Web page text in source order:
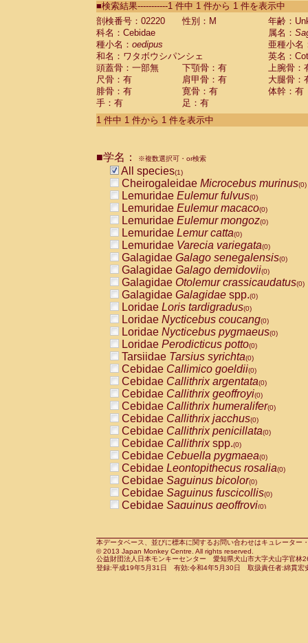
CebidaeSaguinus labiatus(0)
Cebidae Saguinus leucopus (0)
Cebidae
Cebidae
CebidaeSaguinus nigricollis (0)
Cebidae Saguinus oedipus
Cebidae Saguinus weddelli
Cebidae Saguinusspp.
Cebidae Aotus trivirgatus
Cebidae Cebus albifrons
CebidaeCebus nigrivittatus
CebidaeCebus
CebidaeSaimiri boliviensis(0)
CebidaeSaimiri sciureus(0)
AtelidaeAlouatta caraya(0)
AtelidaeAlouatta fusca(0)
AtelidaeAlouatta seniculus
AtelidaeAlouattaspp.(0)
AtelidaeAteles belzebuth(0)
AtelidaeAteles geoffroyi(0)
AtelidaeAteles paniscus(0)
AtelidaeAtelesspp.(0)
Atelidae Lagothrix lagothricha
AtelidaeLagothrix lagothricha cana
PitheciidaeCacajao calvus
PitheciidaeCallicebus cupreus
PitheciidaeCallicebus donacophilus
PitheciidaeCallicebus moloch
PitheciidaeCallicebus torquatus
PitheciidaeCallicebusspp.(0)
PitheciidaeChiropotes satanas(0)
PitheciidaePithecia monachus
PitheciidaePithecia pithecia(0)
CercopithecidaeCercocebus agilis
CercopithecidaeCercocebus
CercopithecidaeCercocebus
CercopithecidaeCercocebus
CercopithecidaeCercocebus
CercopithecidaeCercocebushybrid
CercopithecidaePapio anubis(0)
CercopithecidaePapio cynocephalus
CercopithecidaePapio hamadryas(0)
■検索結果-----------1 件中 1 件から 1 件を表示中
剖検番号：02220
性別：M
年齢：
科名：Cebidae
属名：
種小名： oedipus
亜種小名
和名：ワタボウシパンシェ
英名：
頭蓋骨：一部無
下顎骨：有
上腕骨：
尺骨：有
肩甲骨：有
大腿骨：
腓骨：有
寛骨：有
体幹：有
手：有
足：有
1 件中 1 件から 1 件を表示中
■学名： ※複数選択可・or検索
All species(1)
Cheirogaleidae Microcebus murinus(0)
Lemuridae Eulemur fulvus(0)
Lemuridae Eulemur macaco(0)
Lemuridae Eulemur mongoz(0)
Lemuridae Lemur catta(0)
Lemuridae Varecia variegata(0)
Galagidae Galago senegalensis(0)
Galagidae Galago demidovii(0)
Galagidae Otolemur crassicaudatus(0)
Galagidae Galagidae spp.(0)
Loridae Loris tardigradus(0)
Loridae Nycticebus coucang(0)
Loridae Nycticebus pygmaeus(0)
Loridae Perodicticus potto(0)
Tarsiidae Tarsius syrichta(0)
Cebidae Callimico goeldii(0)
Cebidae Callithrix argentata(0)
Cebidae Callithrix geoffroyi(0)
Cebidae Callithrix humeralifer(0)
Cebidae Callithrix jacchus(0)
Cebidae Callithrix penicillata(0)
Cebidae Callithrixspp.(0)
Cebidae Cebuella pygmaea(0)
Cebidae Leontopithecus rosalia(0)
Cebidae Saguinus bicolor(0)
Cebidae Saguinus fuscicollis(0)
Cebidae Saguinus geoffroyi(0)
CebidaeSaguinus leucopus(0)
CebidaeSaguinus midas(0)
Cebidae Saguinus mystax(0)
本データベース、並びに標本に関するお問い合わせはキュレータ
© 2013 Japan Monkey Centre. All rights reserved.
公益財団法人日本モンキーセンター 愛知県犬山市大字犬山字官
登録:平成19年5月31日 有効:令和4年5月30日 取扱責任者:綿貫宏